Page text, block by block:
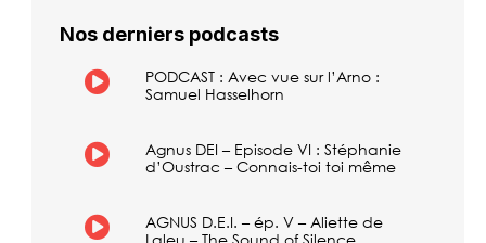
Nos derniers podcasts
PODCAST : Avec vue sur l’Arno :
Samuel Hasselhorn
Agnus DEI – Episode VI : Stéphanie
d’Oustrac – Connais-toi toi même
AGNUS D.E.I. – ép. V – Aliette de